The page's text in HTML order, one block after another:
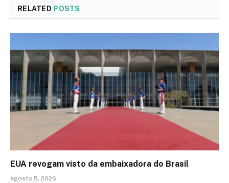
RELATED POSTS
EUA revogam visto da embaixadora do Brasil
agosto 5, 2026